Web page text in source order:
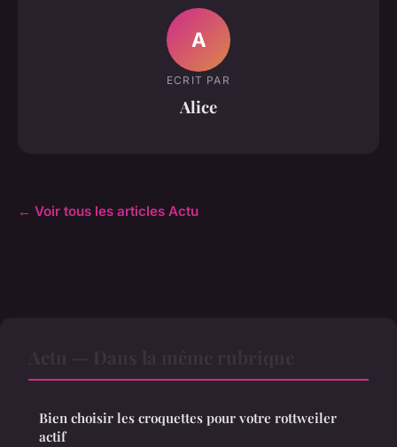
A
ECRIT PAR
Alice
← Voir tous les articles Actu
Bien choisir les croquettes pour votre rottweiler
actif